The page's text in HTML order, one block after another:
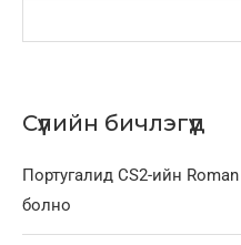
Сүүлийн бичлэгүүд
Португалид CS2-ийн
болно